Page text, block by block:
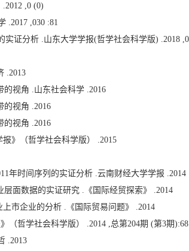
,0 (0)
.2017 ,030 :81
证分析 .山东大学学报(哲学社会科学版) .2018
.2013
视角 .山东社会科学 .2016
视角 .2016
视角 .2016
》（哲学社会科学版） .2015
年时间序列的实证分析 .云南财经大学学报 .2014
面数据的实证研究 .《国际经贸探索》 .2014
市企业的分析 .《国际贸易问题》 .2014
（哲学社会科学版） .2014 ,总第204期 (第3期):68
.2013